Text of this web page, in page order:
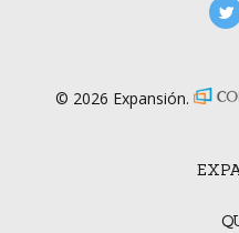
© 2026 Expansión.